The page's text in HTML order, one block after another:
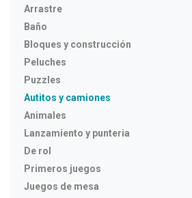
Arrastre
Baño
Bloques y construcción
Peluches
Puzzles
Autitos y camiones
Animales
Lanzamiento y punteria
De rol
Primeros juegos
Juegos de mesa